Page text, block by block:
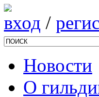
вход /
Новости
О